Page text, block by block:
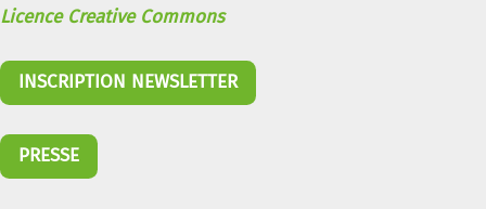
Licence Creative Commons
INSCRIPTION NEWSLETTER
PRESSE